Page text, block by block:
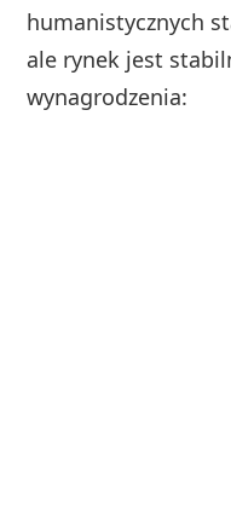
humanistycznych
ale rynek jest
wynagrodzenia: